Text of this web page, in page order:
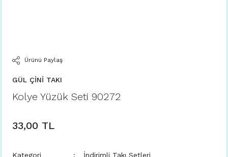
Ürünü Paylaş
GÜL ÇİNİ TAKI
Kolye Yüzük Seti 90272
33,00 TL
Kategori İndirimli Takı Setleri